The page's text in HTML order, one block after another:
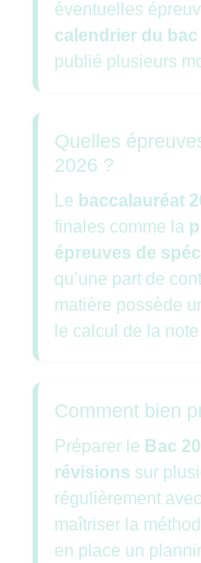
éventuelles
calendrier du bac
publié plusieurs
Quelles
2026 ?
Le baccalauréat
finales comme la
épreuves de
qu’une part de
matière possède
le calcul de la
Comment bien
Préparer le Bac
révisions sur
régulièrement
maîtriser la
en place un